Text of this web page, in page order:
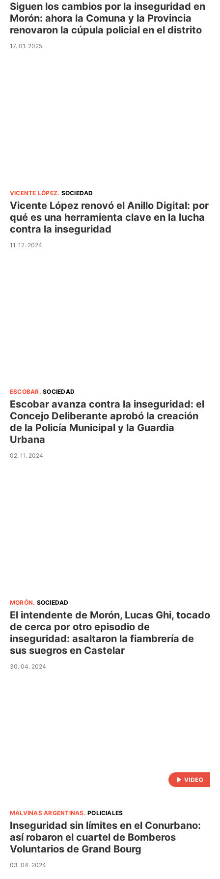
Siguen los cambios por la inseguridad en
Morón: ahora la Comuna y la Provincia
renovaron la cúpula policial en el distrito
17. 01. 2025
VICENTE LÓPEZ. SOCIEDAD
Vicente López renovó el Anillo Digital: por
qué es una herramienta clave en la lucha
contra la inseguridad
11. 12. 2024
ESCOBAR.SOCIEDAD
Escobar avanza contra la inseguridad: el
Concejo Deliberante aprobó la creación
de la Policía Municipal y la Guardia
Urbana
02. 11. 2024
MORÓN. SOCIEDAD
El intendente de Morón, Lucas Ghi, tocado
de cerca por otro episodio de
inseguridad: asaltaron la fiambrería de
sus suegros en Castelar
30. 04. 2024
MALVINAS ARGENTINAS.POLICIALES
Inseguridad sin límites en el Conurbano:
así robaron el cuartel de Bomberos
Voluntarios de Grand Bourg
03. 04. 2024